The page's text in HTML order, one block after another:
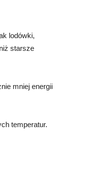
lodówki,
starsze
mniej energii
temperatur.